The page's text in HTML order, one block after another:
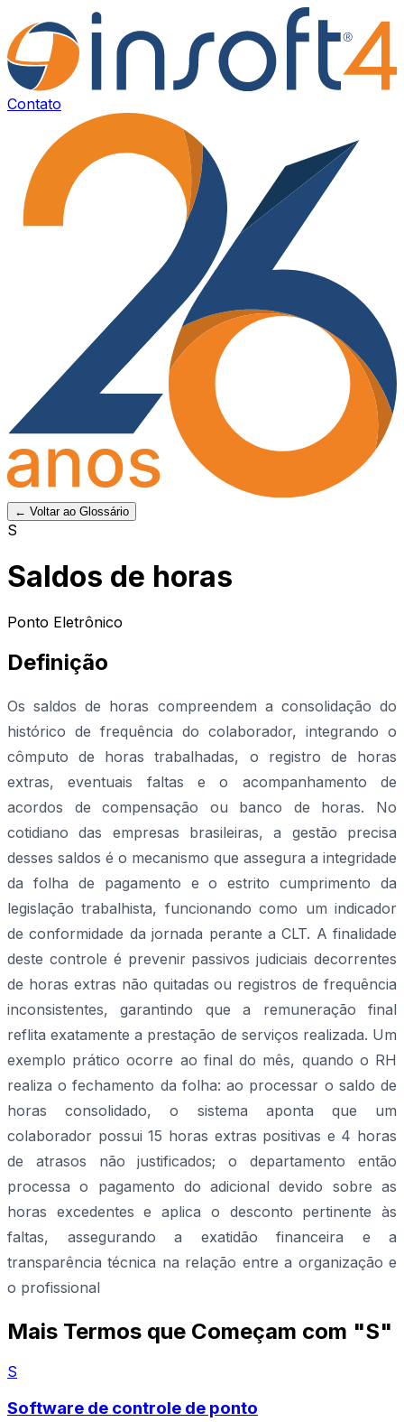
Contato
← Voltar ao Glossário
S
Saldos de horas
Ponto Eletrônico
Definição
Os saldos de horas compreendem a consolidação do
histórico de frequência do colaborador, integrando o
cômputo de horas trabalhadas, o registro de horas
extras, eventuais faltas e o acompanhamento de
acordos de compensação ou banco de horas. No
cotidiano das empresas brasileiras, a gestão precisa
desses saldos é o mecanismo que assegura a integridade
da folha de pagamento e o estrito cumprimento da
legislação trabalhista, funcionando como um indicador
de conformidade da jornada perante a CLT. A finalidade
deste controle é prevenir passivos judiciais decorrentes
de horas extras não quitadas ou registros de frequência
inconsistentes, garantindo que a remuneração final
reflita exatamente a prestação de serviços realizada. Um
exemplo prático ocorre ao final do mês, quando o RH
realiza o fechamento da folha: ao processar o saldo de
horas consolidado, o sistema aponta que um
colaborador possui 15 horas extras positivas e 4 horas
de atrasos não justificados; o departamento então
processa o pagamento do adicional devido sobre as
horas excedentes e aplica o desconto pertinente às
faltas, assegurando a exatidão financeira e a
transparência técnica na relação entre a organização e
o profissional
Mais Termos que Começam com "S"
S
Software de controle de ponto